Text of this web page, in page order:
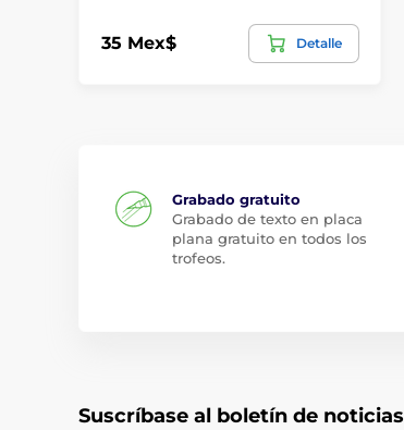
35 Mex$ Detalle
Grabado gratuito
Grabado de texto en placa
plana gratuito en todos los
trofeos.
Suscríbase al boletín de noticias